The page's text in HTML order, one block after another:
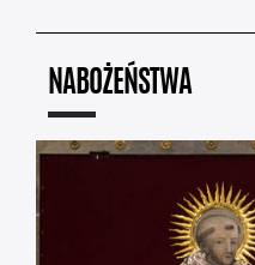
NABOŻEŃSTWA